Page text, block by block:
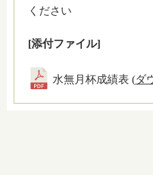
ください
[添付ファイル]
水無月杯成績表 (ダ